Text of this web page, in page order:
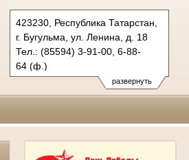
развернуть
423230, Республика Татарстан,
г. Бугульма, ул. Ленина, д. 18
Тел.: (85594) 3-91-00, 6-88-
64 (ф.)
bugulminsky.tat@sudrf.ru